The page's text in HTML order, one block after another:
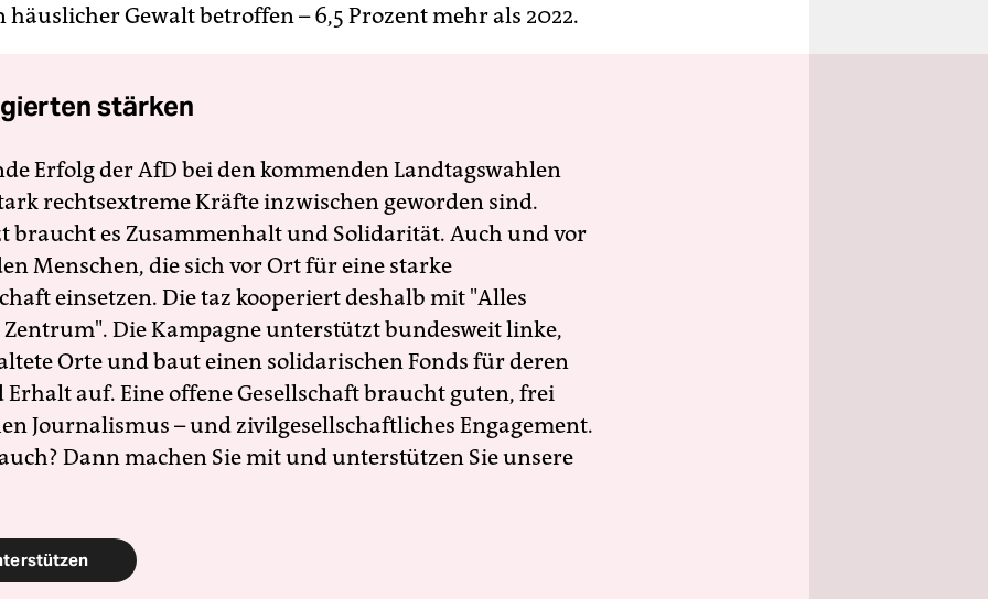
Gewalt betroffen – 6,5 Prozent mehr als 2022.
stärken
Erfolg der AfD bei den kommenden Landtagswahlen
rechtsextreme Kräfte inzwischen geworden sind.
braucht es Zusammenhalt und Solidarität. Auch und vor
Menschen, die sich vor Ort für eine starke
einsetzen. Die taz kooperiert deshalb mit "Alles
Die Kampagne unterstützt bundesweit linke,
Orte und baut einen solidarischen Fonds für deren
Erhalt auf. Eine offene Gesellschaft braucht guten, frei
Journalismus – und zivilgesellschaftliches Engagement.
Dann machen Sie mit und unterstützen Sie unsere